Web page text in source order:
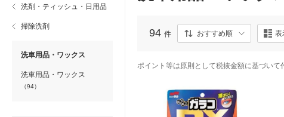
洗剤・ティッシュ・日用品
掃除洗剤
洗車用品・ワックス
洗車用品・ワックス
（94）
94 件 おすすめ順 表
ポイント等は原則として税抜金額に基づいて